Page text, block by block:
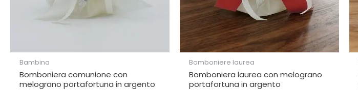
Bambina
Bomboniera comunione con
melograno portafortuna in argento
Bomboniere laurea
Bomboniera laurea con melograno
portafortuna in argento
pagina
del
prodotto